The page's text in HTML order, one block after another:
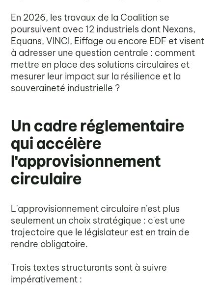
En 2026, les travaux de la Coalition se
poursuivent avec 12 industriels dont Nexans,
Equans, VINCI, Eiffage ou encore EDF et visent
à adresser une question centrale : comment
mettre en place des solutions circulaires et
mesurer leur impact sur la résilience et la
souveraineté industrielle ?
Un cadre réglementaire
qui accélère
l'approvisionnement
circulaire
L'approvisionnement circulaire n'est plus
seulement un choix stratégique : c'est une
trajectoire que le législateur est en train de
rendre obligatoire.
Trois textes structurants sont à suivre
impérativement :